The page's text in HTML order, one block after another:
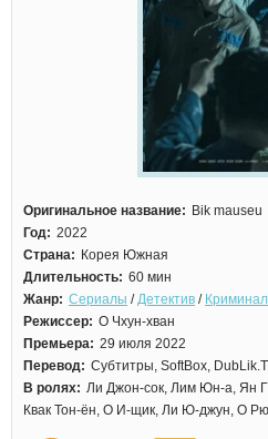
Оригинальное название: Bik mauseu
Год: 2022
Страна: Корея Южная
Длительность: 60 мин
Жанр: Сериалы /Детектив / Криминал
Режиссер: О Чхун-хван
Премьера: 29 июля 2022
Перевод: Субтитры, SoftBox,
В ролях: Ли Джон-сок, Лим Юн-а, Ян
Квак Тон-ён, О И-щик, Ли Ю-джун, О